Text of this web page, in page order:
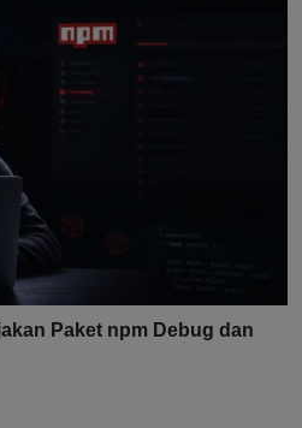
Paket npm Debug dan